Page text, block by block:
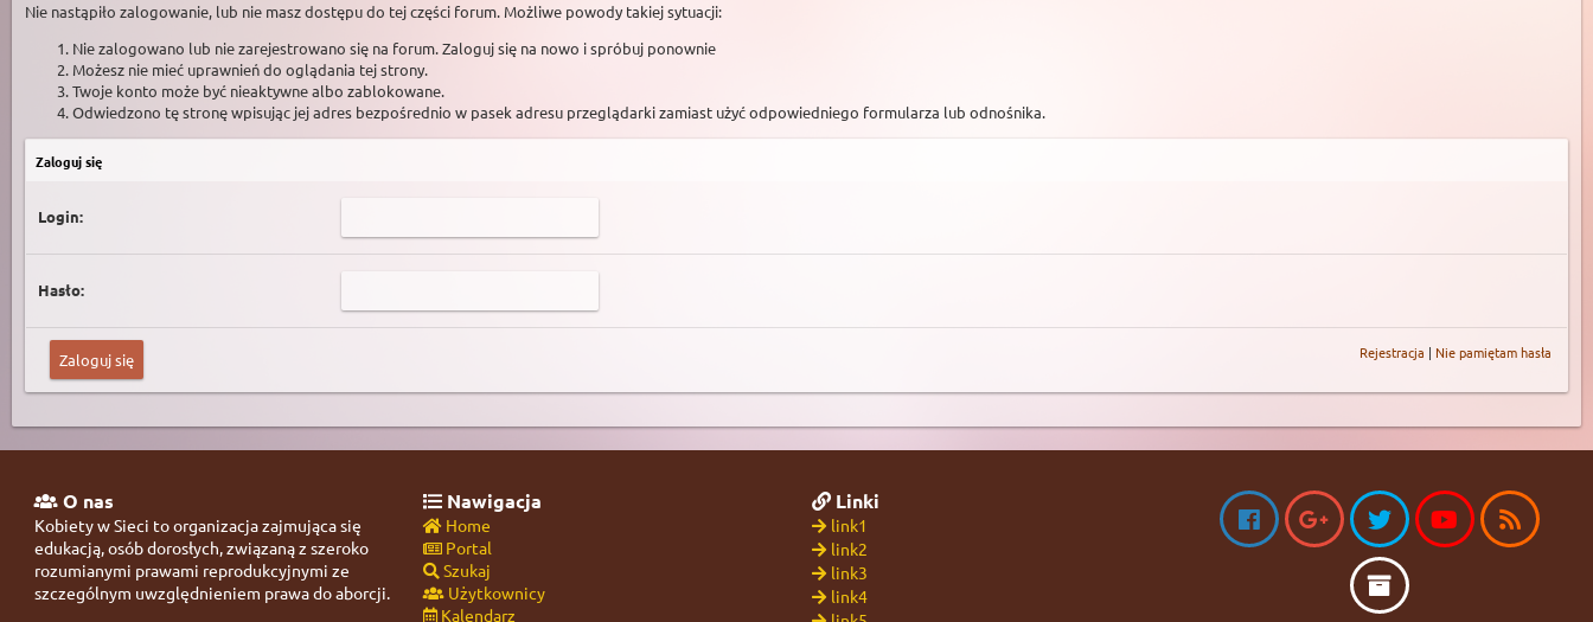
Nie nastąpiło zalogowanie, lub nie masz dostępu do tej części forum. Możliwe powody takiej sytuacji:
Nie zalogowano lub nie zarejestrowano się na forum. Zaloguj się na nowo i spróbuj ponownie
Możesz nie mieć uprawnień do oglądania tej strony.
Twoje konto może być nieaktywne albo zablokowane.
Odwiedzono tę stronę wpisując jej adres bezpośrednio w pasek adresu przeglądarki zamiast użyć odpowiedniego formularza lub odnośnika.
Zaloguj się
Login:
Hasło:
Rejestracja | Nie pamiętam hasła
O nas
Kobiety w Sieci to organizacja zajmująca się
edukacją, osób dorosłych, związaną z szeroko
rozumianymi prawami reprodukcyjnymi ze
szczególnym uwzględnieniem prawa do aborcji.
Nawigacja
Home
Portal
Szukaj
Użytkownicy
Kalendarz
Linki
link1
link2
link3
link4